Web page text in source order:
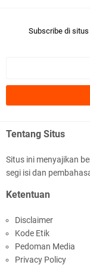
Polda NTB
Pesan
Subscribe di
Tentang Situs
Situs ini menyajikan
segi isi dan
Ketentuan
Disclaimer
Kode Etik
Pedoman Media
Privacy Policy